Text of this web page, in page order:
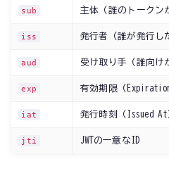
sub 主体（誰のトークン
iss 発行者（誰が発行し
aud 受け取り手（誰向け
exp 有効期限（Expiration
iat 発行時刻（Issued At
jti JWTの一意なID